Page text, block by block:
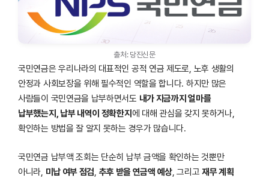
출처: 당진신문
국민연금은 우리나라의 대표적인 공적 연금 제도로, 노후 생활의
안정과 사회보장을 위해 필수적인 역할을 합니다. 하지만 많은
사람들이 국민연금을 납부하면서도 내가 지금까지 얼마를
납부했는지, 납부 내역이 정확한지 에 대해 관심을 갖지 못하거나,
확인하는 방법을 잘 알지 못하는 경우가 많습니다.
국민연금 납부액 조회는 단순히 납부 금액을 확인하는 것뿐만
아니라, 미납 여부 점검 추후 받을 연금액 예상, 그리고재무 계획